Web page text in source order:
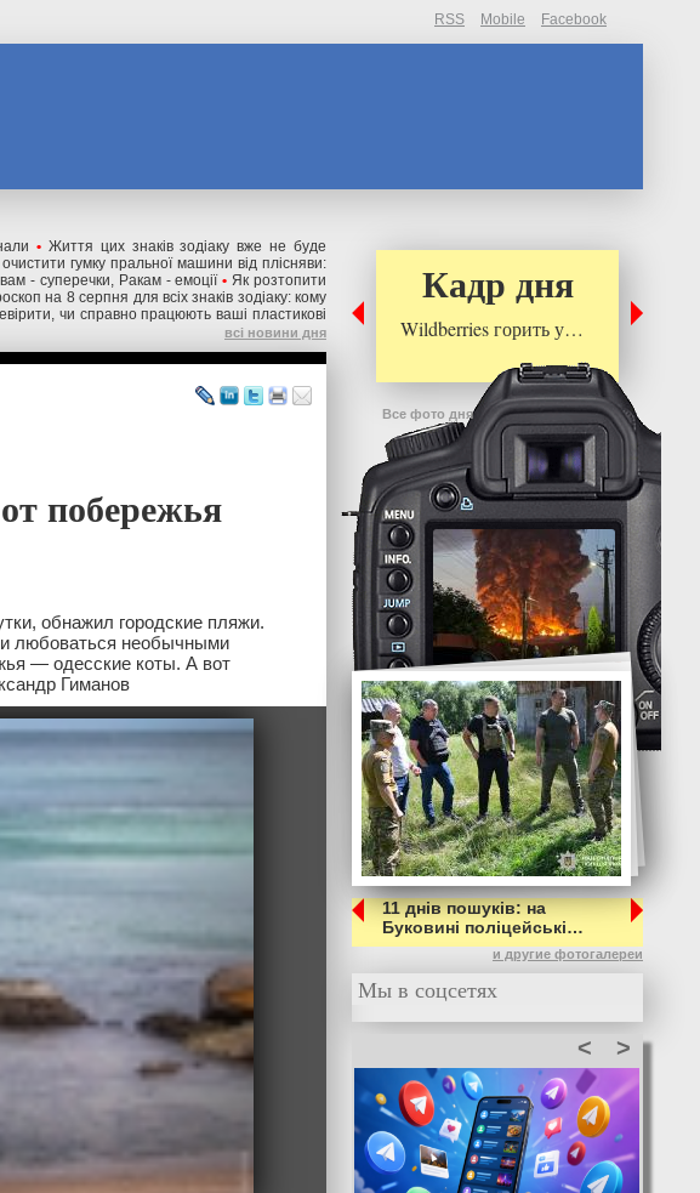
RSS Mobile Facebook
• Життя цих знаків зодіаку вже не буде
гумку пральної машини від плісняви:
- суперечки, Ракам - емоції • Як розтопити
на 8 серпня для всіх знаків зодіаку: кому
чи справно працюють ваші пластикові
всі новини дня
побережья
обнажил городские пляжи.
и любоваться необычными
— одесские коты. А вот
Гиманов
Кадр дня
Wildberries горить у…
Все фото дня
11 днів пошуків: на
Буковині поліцейські…
и другие фотогалереи
Мы в соцсетях
>
<